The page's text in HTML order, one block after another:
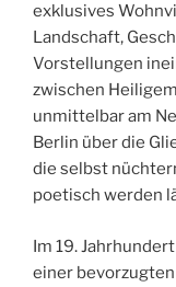
exklusives
Landschaft,
Vorstellungen
zwischen
unmittelbar am
Berlin über die
die selbst
poetisch werden
Im 19.
einer